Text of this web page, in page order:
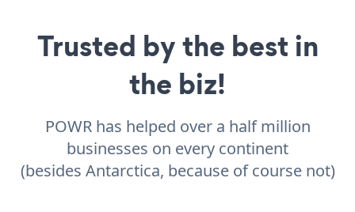
Trusted by the best in
the biz!
POWR has helped over a half million
businesses on every continent
(besides Antarctica, because of course not)